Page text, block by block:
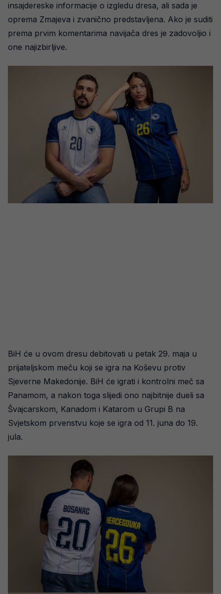
insajdereske informacije o izgledu dresa, ali sada je
oprema Zmajeva i zvanično predstavljena. Ako je suditi
prema prvim komentarima navijača dres je zadovoljio i
one najizbirljive.
BiH će u ovom dresu debitovati u petak 29. maja u
prijateljskom meču koji se igra na Koševu protiv
Sjeverne Makedonije. BiH će igrati i kontrolni meč sa
Panamom, a nakon toga slijedi ono najbitnije dueli sa
Švajcarskom, Kanadom i Katarom u Grupi B na
Svjetskom prvenstvu koje se igra od 11. juna do 19.
jula.